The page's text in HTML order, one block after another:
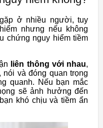
ở nhiều người, tuy
nhưng nếu không
chứng nguy hiểm tiềm
liên thông với nhau,
nói và đóng quan trọng
quanh. Nếu bạn mắc
sẽ ảnh hưởng đến
khó chịu và tiềm ẩn